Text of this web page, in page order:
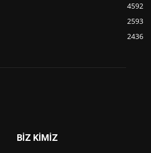
4592
2593
2436
BİZ KİMİZ